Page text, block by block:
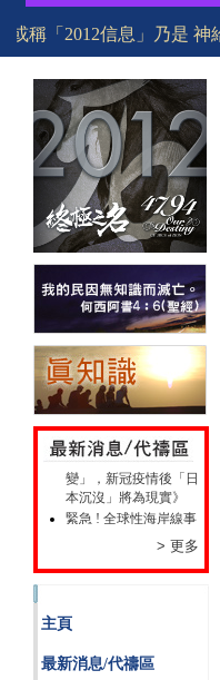
稱「2012信息」乃是 神
災難預言 : 日本富士山
爆發《火山學權威斷言
「富士山出現大異
變」，新冠疫情後「日
本沉沒」將為現實》
緊急 ! 全球性海岸線事
件隨時發生!
此網站工具特點 及使
用介紹
> 更多
主頁
最新消息/代禱區